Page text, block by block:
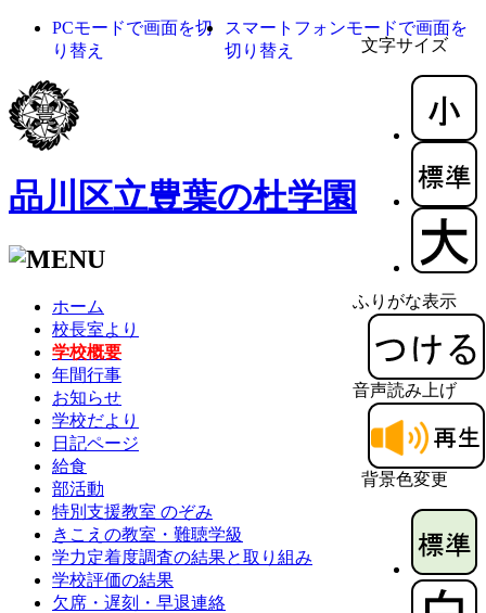
文字サイズ
ふりがな表示
音声読み上げ
背景色変更
PCモードで画面を切
り替え
スマートフォンモードで画面を
切り替え
品川区立豊葉の杜学園
ホーム
校長室より
学校概要
年間行事
お知らせ
学校だより
日記ページ
給食
部活動
特別支援教室 のぞみ
きこえの教室・難聴学級
学力定着度調査の結果と取り組み
学校評価の結果
欠席・遅刻・早退連絡